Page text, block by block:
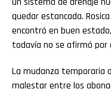
quedar estancada.
encontró en buen
todavía no se afirmó por
La mudanza temporaria
malestar entre los